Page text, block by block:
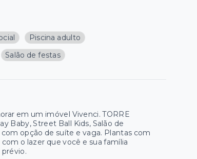
Piscina adulto
Salão de festas
em um imóvel Vivenci. TORRE
Baby, Street Ball Kids, Salão de
opção de suíte e vaga. Plantas com
o lazer que você e sua família